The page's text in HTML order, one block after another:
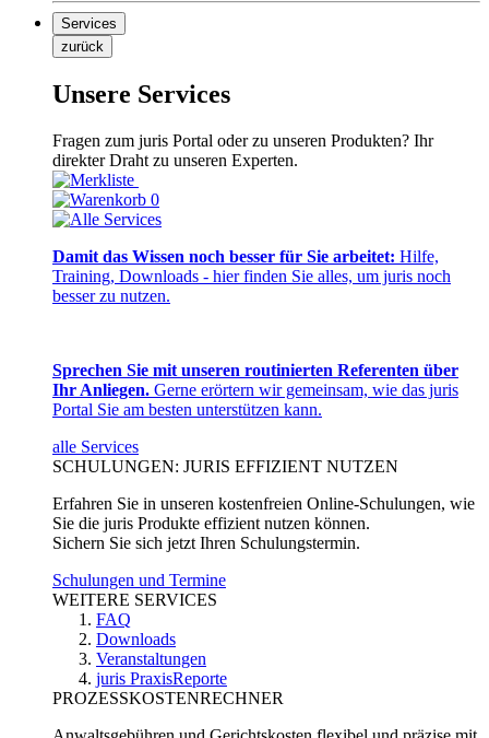
Services
zurück
Unsere Services
Fragen zum juris Portal oder zu unseren Produkten? Ihr
direkter Draht zu unseren Experten.
0
Damit das Wissen noch besser für Sie arbeitet: Hilfe,
Training, Downloads - hier finden Sie alles, um juris noch
besser zu nutzen.
Sprechen Sie mit unseren routinierten Referenten über
Ihr Anliegen. Gerne erörtern wir gemeinsam, wie das juris
Portal Sie am besten unterstützen kann.
alle Services
SCHULUNGEN: JURIS EFFIZIENT NUTZEN
Erfahren Sie in unseren kostenfreien Online-Schulungen, wie
Sie die juris Produkte effizient nutzen können.
Sichern Sie sich jetzt Ihren Schulungstermin.
Schulungen und Termine
WEITERE SERVICES
FAQ
Downloads
Veranstaltungen
juris PraxisReporte
PROZESSKOSTENRECHNER